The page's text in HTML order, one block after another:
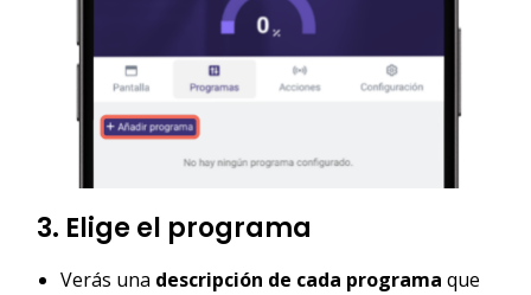
3. Elige el programa
Verás una descripción de cada programa que